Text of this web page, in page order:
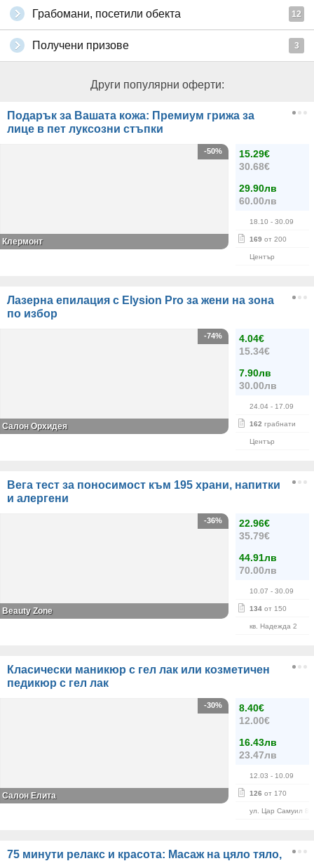
Грабомани, посетили обекта 12
Получени призове 3
Други популярни оферти:
Подарък за Вашата кожа: Премиум грижа за
лице в пет луксозни стъпки
15.29€
30.68€
29.90лв
60.00лв
18.10 - 30.09
169 от 200
Център
-50%
Клермонт
Лазерна епилация с Elysion Pro за жени на зона
по избор
4.04€
15.34€
7.90лв
30.00лв
24.04 - 17.09
162 грабнати
Център
-74%
Салон Орхидея
Вега тест за поносимост към 195 храни, напитки
и алергени
22.96€
35.79€
44.91лв
70.00лв
10.07 - 30.09
134 от 150
кв. Надежда 2
-36%
Beauty Zone
Класически маникюр с гел лак или козметичен
педикюр с гел лак
8.40€
12.00€
16.43лв
23.47лв
12.03 - 10.09
126 от 170
ул. Цар Самуил 84
-30%
Салон Елита
75 минути релакс и красота: Масаж на цяло тяло,